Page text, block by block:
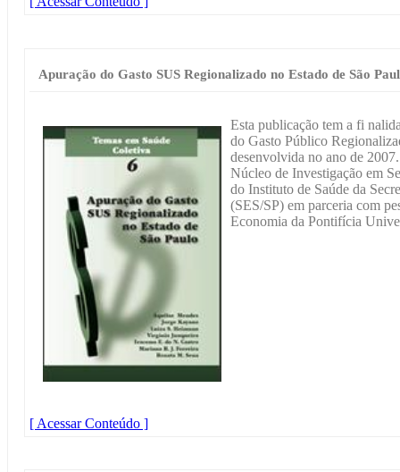
Apuração do Gasto SUS Regionalizado no Estado de São
Esta publicação tem a fi
do Gasto Público
desenvolvida no ano de
Núcleo de Investigação em
do Instituto de Saúde da
(SES/SP) em parceria com
Economia da Pontifícia
[ Acessar Conteúdo ]